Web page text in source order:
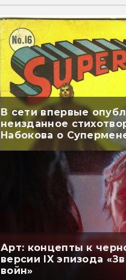
В сети впервые
неизданное
Набокова о
перевели
Арт: концепты к
версии IX эпизода
войн»